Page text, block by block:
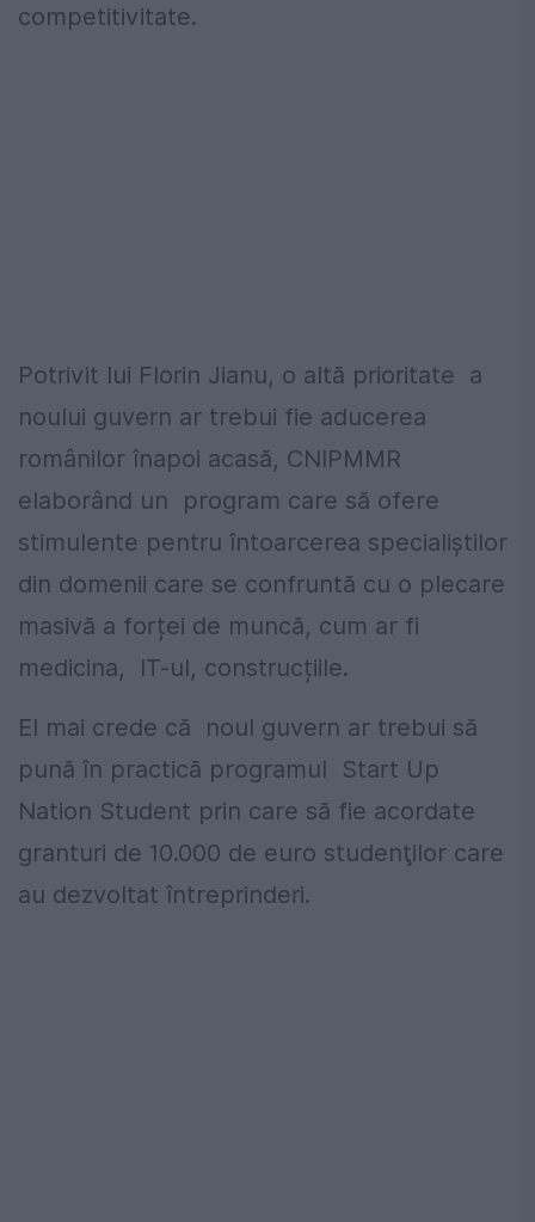
competitivitate.
Potrivit lui Florin Jianu, o altă prioritate a
noului guvern ar trebui fie aducerea
românilor înapoi acasă, CNIPMMR
elaborând un program care să ofere
stimulente pentru întoarcerea specialiştilor
din domenii care se confruntă cu o plecare
masivă a forței de muncă, cum ar fi
medicina, IT-ul, construcțiile.
El mai crede că noul guvern ar trebui să
pună în practică programul Start Up
Nation Student prin care să fie acordate
granturi de 10.000 de euro studenţilor care
au dezvoltat întreprinderi.